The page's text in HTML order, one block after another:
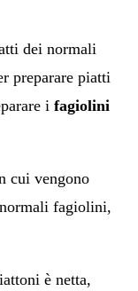
dei normali
preparare piatti
i fagiolini
cui vengono
fagiolini,
è netta,